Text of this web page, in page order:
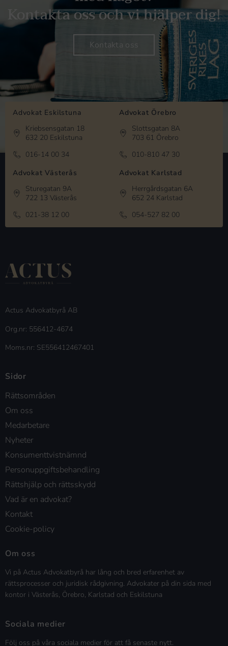
Kontakta oss och vi hjälper dig!
Kontakta oss
Advokat Eskilstuna
Kriebsensgatan 18
632 20 Eskilstuna
016-14 00 34
Advokat Örebro
Slottsgatan 8A
703 61 Örebro
010-810 47 30
Advokat Västerås
Sturegatan 9A
722 13 Västerås
021-38 12 00
Advokat Karlstad
Herrgårdsgatan 6A
652 24 Karlstad
054-527 82 00
Actus Advokatbyrå AB
Org.nr: 556412-4674
Moms.nr: SE556412467401
Sidor
Rättsområden
Om oss
Medarbetare
Nyheter
Konsumenttvistnämnd
Personuppgiftsbehandling
Rättshjälp och rättsskydd
Vad är en advokat?
Kontakt
Cookie-policy
Om oss
Vi på Actus Advokatbyrå har lång och bred erfarenhet av
rättsprocesser och juridisk rådgivning. Advokater på din sida med
kontor i Västerås, Örebro, Karlstad och Eskilstuna
Sociala medier
Följ oss på våra sociala medier för att få senaste nytt.